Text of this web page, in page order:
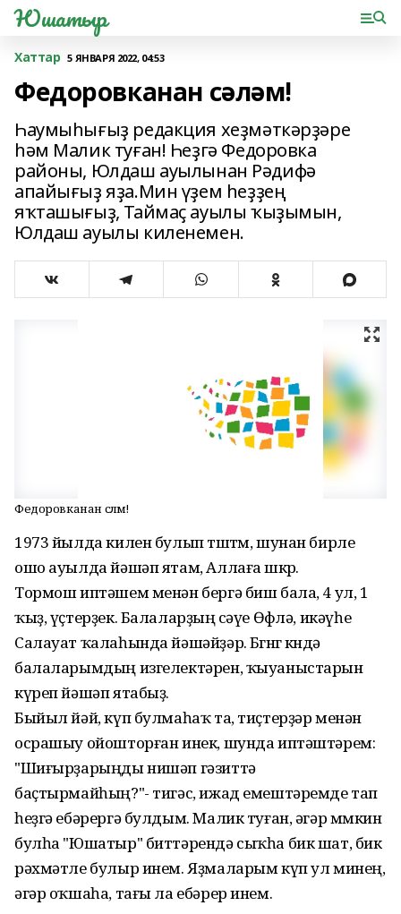
Юшатыр
Хаттар 5 ЯНВАРЯ 2022, 04:53
Федоровканан сәләм!
Һаумыһығыҙ редакция хеҙмәткәрҙәре
һәм Малик туған! Һеҙгә Федоровка
районы, Юлдаш ауылынан Рәдифә
апайығыҙ яҙа.Мин үҙем һеҙҙең
яҡташығыҙ, Таймаҫ ауылы ҡыҙымын,
Юлдаш ауылы киленемен.
Федоровканан сәләм!
1973 йылда килен булып төштөм, шунан бирле
ошо ауылда йәшәп ятам, Аллаға шөкөр.
Тормош иптәшем менән бергә биш бала, 4 ул, 1
ҡыҙ, үҫтерҙек. Балаларҙың өсәүе Өфөлә, икәүһе
Салауат ҡалаһында йәшәйҙәр. Бөгөнгө көндә
балаларымдың изгелектәрен, ҡыуаныстарын
күреп йәшәп ятабыҙ.
Быйыл йәй, күп булмаһаҡ та, тиҫтерҙәр менән
осрашыу ойошторған инек, шунда иптәштәрем:
"Шиғырҙарыңды нишәп гәзиттә
баҫтырмайһың?"- тигәс, ижад емештәремде тап
һеҙгә ебәрергә булдым. Малик туған, әгәр мөмкин
булһа "Юшатыр" биттәрендә сыҡһа бик шат, бик
рәхмәтле булыр инем. Яҙмаларым күп ул минең,
әгәр оҡшаһа, тағы ла ебәрер инем.